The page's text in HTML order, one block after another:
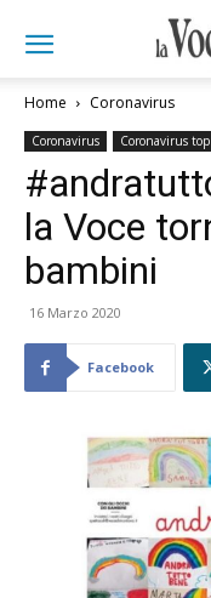
Home Coronavirus
Coronavirus Coronavirus top
la Voce
bambini
16 Marzo 2020
Facebook